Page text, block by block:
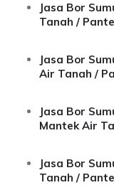
Jasa Bor
Tanah /
Jasa Bor
Air Tanah /
Jasa Bor
Mantek Air
Jasa Bor
Tanah /